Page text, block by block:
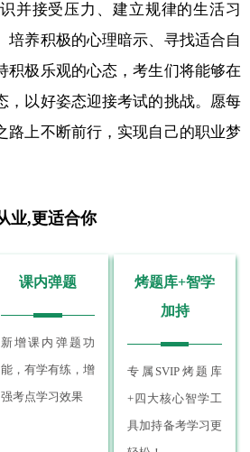
并接受压力、建立规律的生活习
培养积极的心理暗示、寻找适合自
积极乐观的心态，考生们将能够在
，以好姿态迎接考试的挑战。愿每
路上不断前行，实现自己的职业梦
业,更适合你
课内弹题
新增课内弹题功
能，有学有练，增
强考点学习效果
烤题库+智学
加持
专属SVIP烤题库
+四大核心智学工
具加持备考学习更